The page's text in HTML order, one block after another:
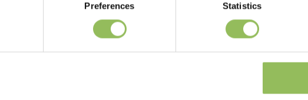
Preferences Statistics